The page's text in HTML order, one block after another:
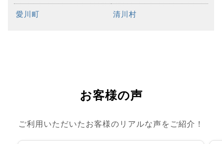
愛川町 清川村
お客様の声
ご利用いただいたお客様のリアルな声をご紹介！